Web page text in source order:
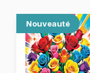
Nouveauté